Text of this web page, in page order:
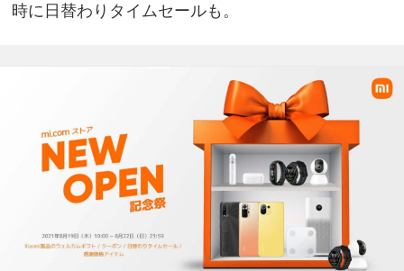
時に日替わりタイムセールも。